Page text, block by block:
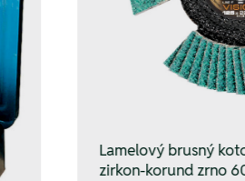
Lamelový brusný
zirkon-korund zrno